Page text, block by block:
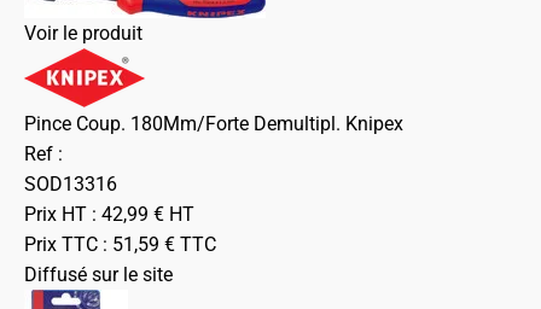
Voir le produit
Pince Coup. 180Mm/Forte Demultipl. Knipex
Ref :
SOD13316
Prix HT : 42,99 € HT
Prix TTC : 51,59 € TTC
Diffusé sur le site